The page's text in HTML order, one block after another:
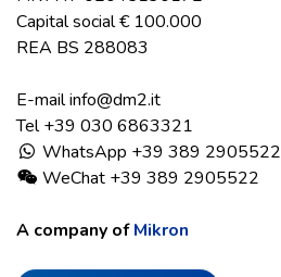
Capital social€ 100.000
REA BS 288083
E-mailinfo@dm2.it
Tel +39 030 6863321
WhatsApp +39 389 2905522
WeChat +39 389 2905522
A company ofMikron